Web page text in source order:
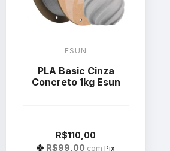
ESUN
PLA Basic Cinza
Concreto 1kg Esun
R$110,00
R$99,00 com Pix